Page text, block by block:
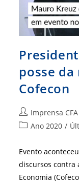
posse
Cofecon
Autor
do
Imprensa CFA
Categoria
post:
Ano 2020 /
Evento
discursos contra
Economia